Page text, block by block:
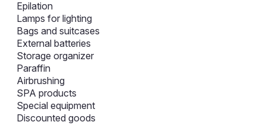
Epilation
Lamps for lighting
Bags and suitcases
External batteries
Storage organizer
Paraffin
Airbrushing
SPA products
Special equipment
Discounted goods